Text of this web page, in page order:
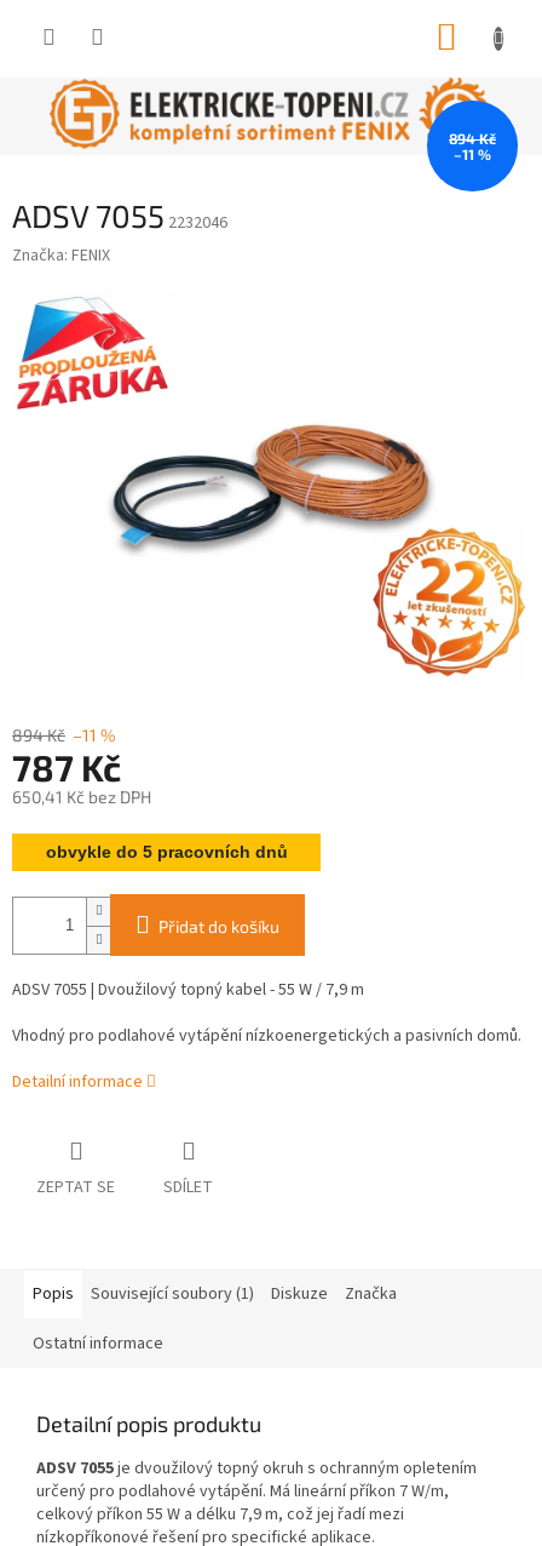
ADSV 7055 2232046
Značka: FENIX
894 Kč
–11 %
894 Kč –11 %
787 Kč
650,41 Kč bez DPH
Měrná
cena:obvykle do 5 pracovních dnů
Přidat do košíku
ADSV 7055 | Dvoužilový topný kabel - 55 W / 7,9 m
Vhodný pro podlahové vytápění nízkoenergetických a pasivních domů.
Detailní informace
ZEPTAT SE SDÍLET
Popis Související soubory (1) Diskuze Značka
Ostatní informace
Detailní popis produktu
ADSV 7055je dvoužilový topný okruh s ochranným opletením
určený pro podlahové vytápění. Má lineární příkon 7 W/m,
celkový příkon 55 W a délku 7,9 m, což jej řadí mezi
nízkopříkonové řešení pro specifické aplikace.